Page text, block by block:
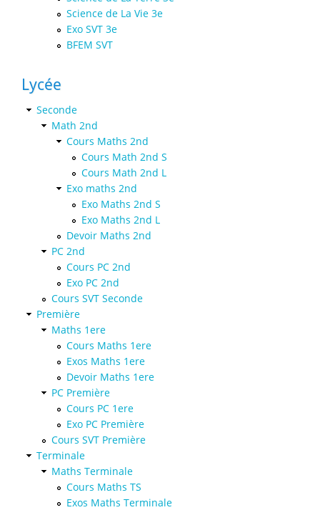
Science de La Vie 3e
Exo SVT 3e
BFEM SVT
Lycée
Seconde
Math 2nd
Cours Maths 2nd
Cours Math 2nd S
Cours Math 2nd L
Exo maths 2nd
Exo Maths 2nd S
Exo Maths 2nd L
Devoir Maths 2nd
PC 2nd
Cours PC 2nd
Exo PC 2nd
Cours SVT Seconde
Première
Maths 1ere
Cours Maths 1ere
Exos Maths 1ere
Devoir Maths 1ere
PC Première
Cours PC 1ere
Exo PC Première
Cours SVT Première
Terminale
Maths Terminale
Cours Maths TS
Exos Maths Terminale